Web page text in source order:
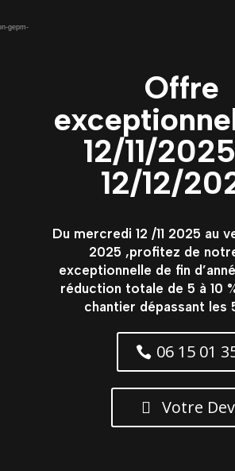
gepm-
Offre
12/11/
12/12/
Du mercredi 12 /11 2025 au
2025 ,profitez de
exceptionnelle de fin
réduction totale de 5 à 10
chantier dépassant les
06 15 01
Votre